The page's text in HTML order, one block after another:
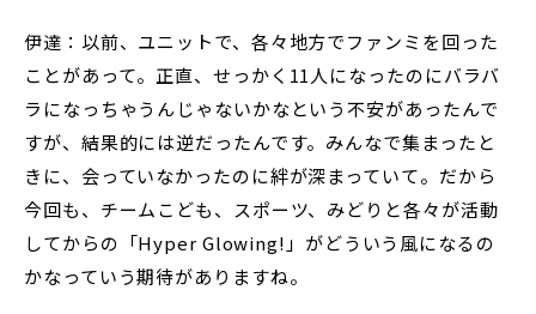
伊達：以前、ユニットで、各々地方でファンミを回った
ことがあって。正直、せっかく11人になったのにバラバ
ラになっちゃうんじゃないかなという不安があったんで
すが、結果的には逆だったんです。みんなで集まったと
きに、会っていなかったのに絆が深まっていて。だから
今回も、チームこども、スポーツ、みどりと各々が活動
してからの「Hyper Glowing!」がどういう風になるの
かなっていう期待がありますね。